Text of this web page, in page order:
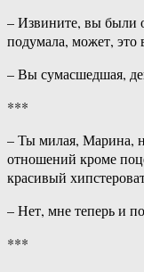
– Извините, вы были
подумала, может,
– Вы сумасшедшая,
***
– Ты милая, Марина,
отношений кроме
красивый
– Нет, мне теперь и
***